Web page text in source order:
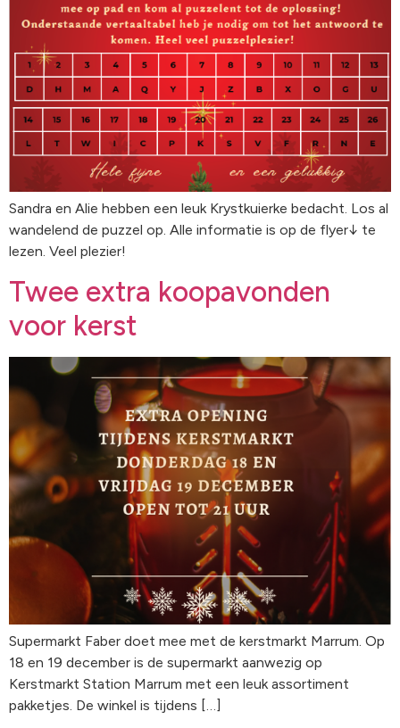
Sandra en Alie hebben een leuk Krystkuierke bedacht. Los al
wandelend de puzzel op. Alle informatie is op de flyer↓ te
lezen. Veel plezier!
Twee extra koopavonden
voor kerst
Supermarkt Faber doet mee met de kerstmarkt Marrum. Op
18 en 19 december is de supermarkt aanwezig op
Kerstmarkt Station Marrum met een leuk assortiment
pakketjes. De winkel is tijdens […]